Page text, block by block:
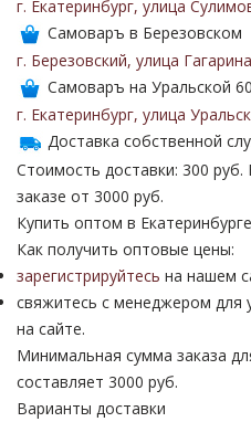
г. Екатеринбург, улица
Самоваръ в Березовском
г. Березовский, улица Гагарина
Самоваръ на Уральской 60
г. Екатеринбург, улица
Доставка собственной
Стоимость доставки: 300 руб.
заказе от 3000 руб.
Купить оптом в Екатеринбурге
Как получить оптовые цены:
зарегистрируйтесь на нашем
свяжитесь с менеджером для
на сайте.
Минимальная сумма заказа
составляет 3000 руб.
Варианты доставки